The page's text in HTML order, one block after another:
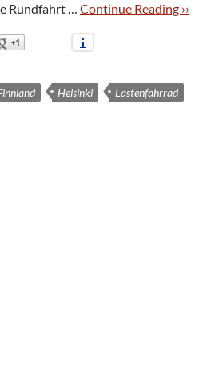
Rund­fahrt … Con­ti­nue Rea­ding ››
Helsinki
Lastenfahrrad